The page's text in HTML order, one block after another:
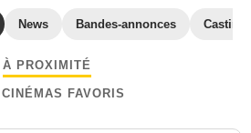
News Bandes-annonces Casting
À PROXIMITÉ
FAVORIS